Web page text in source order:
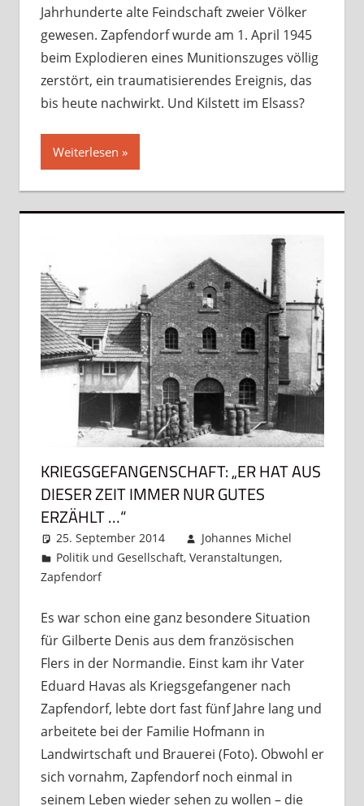
Jahrhunderte alte Feindschaft zweier Völker
gewesen. Zapfendorf wurde am 1. April 1945
beim Explodieren eines Munitionszuges völlig
zerstört, ein traumatisierendes Ereignis, das
bis heute nachwirkt. Und Kilstett im Elsass?
Weiterlesen
KRIEGSGEFANGENSCHAFT: „ER HAT AUS
DIESER ZEIT IMMER NUR GUTES
ERZÄHLT …“
25. September 2014
Johannes Michel
Politik und Gesellschaft,Veranstaltungen,
Zapfendorf
Es war schon eine ganz besondere Situation
für Gilberte Denis aus dem französischen
Flers in der Normandie. Einst kam ihr Vater
Eduard Havas als Kriegsgefangener nach
Zapfendorf, lebte dort fast fünf Jahre lang und
arbeitete bei der Familie Hofmann in
Landwirtschaft und Brauerei (Foto). Obwohl er
sich vornahm, Zapfendorf noch einmal in
seinem Leben wieder sehen zu wollen – die